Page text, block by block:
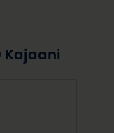
Kajaani